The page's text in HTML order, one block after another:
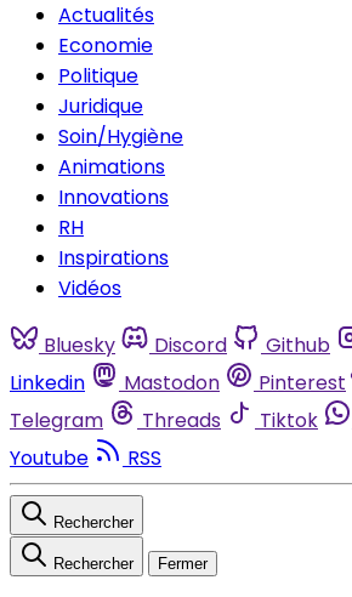
Actualités
Economie
Politique
Juridique
Soin/Hygiène
Animations
Innovations
RH
Inspirations
Vidéos
Bluesky Discord Github
Linkedin
Mastodon Pinterest
Telegram
Threads Tiktok
Youtube
RSS
Rechercher
Rechercher Fermer